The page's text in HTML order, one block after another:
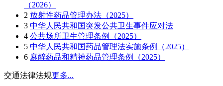
（2026）
2 放射性药品管理办法（2025）
3 中华人民共和国突发公共卫生事件应对法
4 公共场所卫生管理条例（2025）
5 中华人民共和国药品管理法实施条例（2025）
6 麻醉药品和精神药品管理条例（2025）
交通法律法规更多...